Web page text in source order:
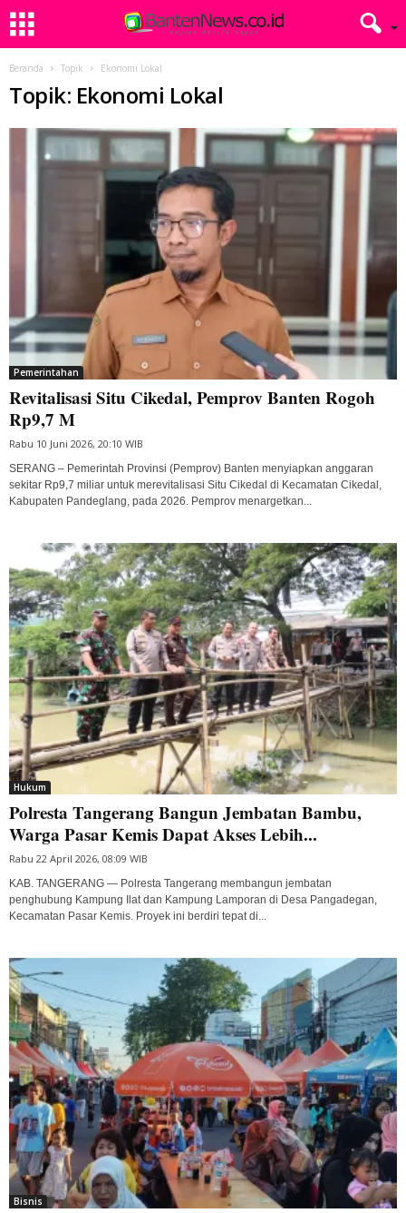
Beranda Topik Ekonomi Lokal
Topik: Ekonomi Lokal
Pemerintahan
Revitalisasi Situ Cikedal, Pemprov Banten Rogoh
Rp9,7 M
Rabu 10 Juni 2026, 20:10 WIB
SERANG – Pemerintah Provinsi (Pemprov) Banten menyiapkan anggaran
sekitar Rp9,7 miliar untuk merevitalisasi Situ Cikedal di Kecamatan Cikedal,
Kabupaten Pandeglang, pada 2026. Pemprov menargetkan...
Hukum
Polresta Tangerang Bangun Jembatan Bambu,
Warga Pasar Kemis Dapat Akses Lebih...
Rabu 22 April 2026, 08:09 WIB
KAB. TANGERANG — Polresta Tangerang membangun jembatan
penghubung Kampung Ilat dan Kampung Lamporan di Desa Pangadegan,
Kecamatan Pasar Kemis. Proyek ini berdiri tepat di...
Bisnis